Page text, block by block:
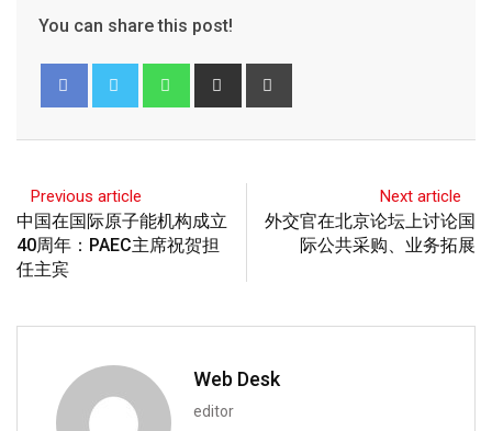
You can share this post!
Previous article
中国在国际原子能机构成立
40周年：PAEC主席祝贺担
任主宾
Next article
外交官在北京论坛上讨论国
际公共采购、业务拓展
Web Desk
editor